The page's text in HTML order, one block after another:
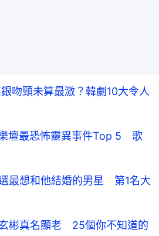
吻頸未算最激？韓劇10大令人
壇最恐怖靈異事件Top 5 歌
最想和他結婚的男星 第1名大
彬真名顯老 25個你不知道的